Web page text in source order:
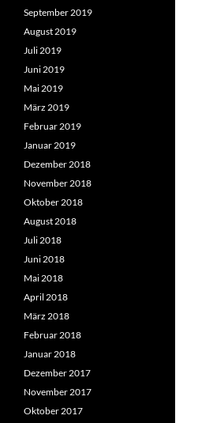
September 2019
August 2019
Juli 2019
Juni 2019
Mai 2019
März 2019
Februar 2019
Januar 2019
Dezember 2018
November 2018
Oktober 2018
August 2018
Juli 2018
Juni 2018
Mai 2018
April 2018
März 2018
Februar 2018
Januar 2018
Dezember 2017
November 2017
Oktober 2017